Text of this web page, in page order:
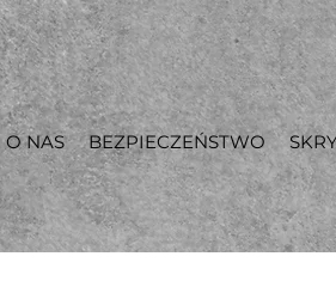
O NAS BEZPIECZEŃSTWO